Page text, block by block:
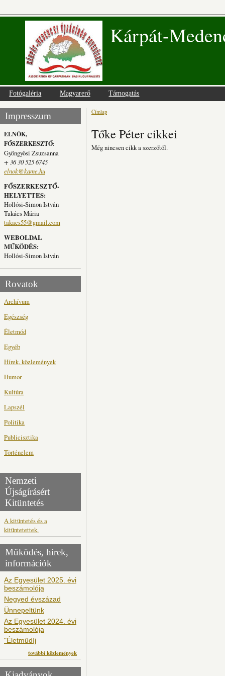
Kárpát-
Fotógaléria Magyarerő Támogatás
Impresszum
ELNÖK,
FŐSZERKESZTŐ:
Gyöngyösi Zsuzsanna
+ 36 30 525 6745
elnok@kame.hu
FŐSZERKESZTŐ-
HELYETTES:
Hollósi-Simon István
Takács Mária
takacs55@gmail.com
WEBOLDAL
MŰKÖDÉS:
Hollósi-Simon István
Rovatok
Archívum
Egészség
Életmód
Egyéb
Hírek, közlemények
Humor
Kultúra
Lapszél
Politika
Publicisztika
Történelem
Nemzeti
Újságírásért
Kitüntetés
A kitüntetés és a
kitüntetettek.
Működés, hírek,
információk
Az Egyesület 2025. évi
beszámolója
Negyed évszázad
Ünnepeltünk
Az Egyesület 2024. évi
beszámolója
"Életműdíj
további közlemények
Jelenlegi hely
Címlap
Tőke Péter cikkei
Még nincsen cikk a szerzőtől.